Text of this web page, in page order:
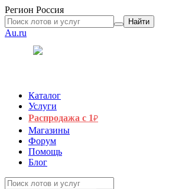
Регион Россия
Найти
Au.ru
Каталог
Услуги
Распродажа с 1₽
Магазины
Форум
Помощь
Блог